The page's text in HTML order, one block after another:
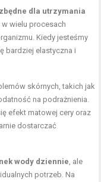
dla utrzymania
w wielu procesach
Kiedy jesteśmy
bardziej elastyczna i
skórnych, takich jak
na podrażnienia.
efekt matowej cery oraz
dostarczać
wody dziennie , ale
potrzeb. Na